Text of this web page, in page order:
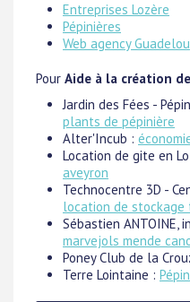
Entreprises Lozère
Pépinières
Web agency
Pour Aide à la création
Jardin des Fées -
plants de pépinière
Alter'Incub :
Location de gite en
aveyron
Technocentre 3D -
location de stockage
Sébastien ANTOINE,
marvejols mende
Poney Club de la
Terre Lointaine :